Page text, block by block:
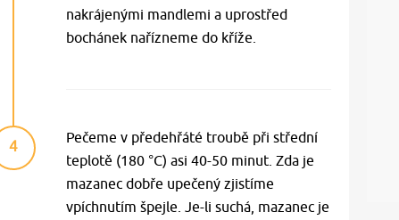
nakrájenými mandlemi a uprostřed
bochánek nařízneme do kříže.
4
Pečeme v předehřáté troubě při střední
teplotě (180 °C) asi 40-50 minut. Zda je
mazanec dobře upečený zjistíme
vpíchnutím špejle. Je-li suchá, mazanec je